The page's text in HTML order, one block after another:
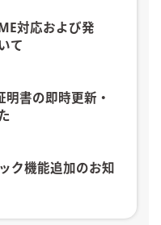
対応および発
て
明書の即時更新・
ク機能追加のお知